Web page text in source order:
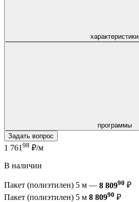
характеристики
программы
Задать вопрос
1 761 98 ₽/м
В наличии
Пакет (полиэтилен) 5 м — 8 80990 ₽
Пакет (полиэтилен) 5 м 8 80990 ₽